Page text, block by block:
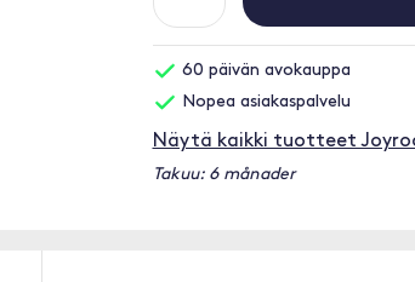
60 päivän avokauppa
Nopea asiakaspalvelu
Näytä kaikki tuotteet
Takuu: 6 månader